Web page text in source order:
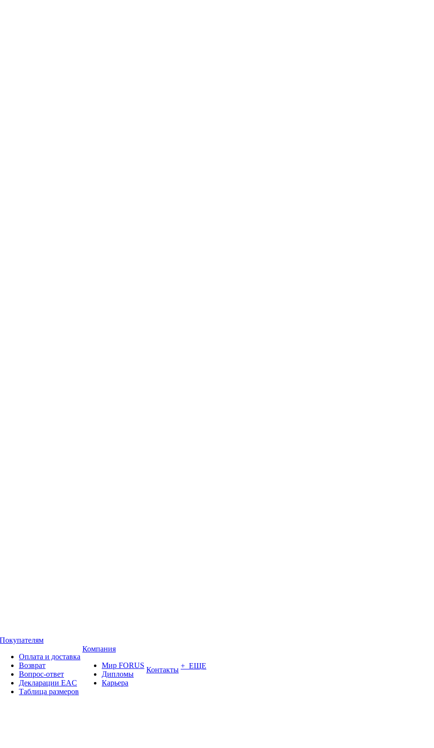
Покупателям
Оплата и доставка
Возврат
Вопрос-ответ
Декларации EAC
Таблица размеров
Компания
Мир FORUS
Дипломы
Карьера
Контакты + ЕЩЕ